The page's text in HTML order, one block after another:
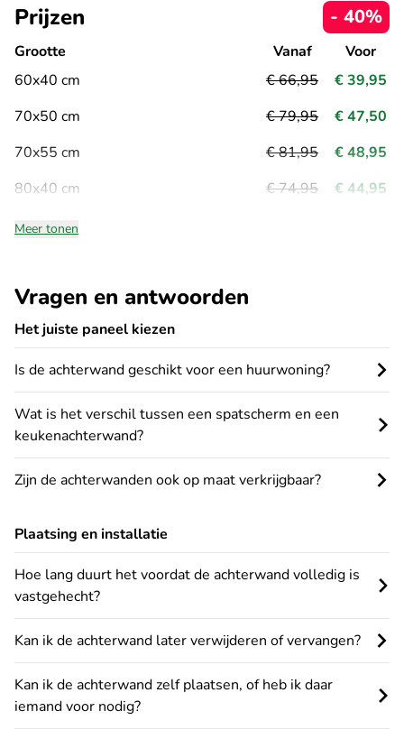
Vragen en antwoorden
Het juiste paneel kiezen
Is de achterwand geschikt voor een huurwoning?
Wat is het verschil tussen een spatscherm en een
keukenachterwand?
Zijn de achterwanden ook op maat verkrijgbaar?
Plaatsing en installatie
Hoe lang duurt het voordat de achterwand volledig is
vastgehecht?
Kan ik de achterwand later verwijderen of vervangen?
Kan ik de achterwand zelf plaatsen, of heb ik daar
iemand voor nodig?
Prijzen - 40%
Grootte
60x40 cm
70x50 cm
70x55 cm
80x40 cm
Vanaf
€ 66,95
€ 79,95
€ 81,95
€ 74,95
Voor
€ 39,95
€ 47,50
€ 48,95
€ 44,95
Meer tonen